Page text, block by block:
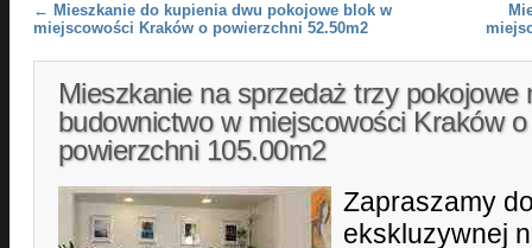
Post navigation
← Mieszkanie do kupienia dwu pokojowe blok w
miejscowości Kraków o powierzchni 52.50m2
Mieszkanie na sprzedaż trzy pokojowe
budownictwo w miejscowości Kraków o
powierzchni 105.00m2
Zapraszamy
ekskluzywnej